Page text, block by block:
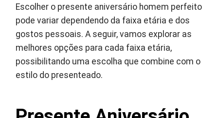
Escolher o presente aniversário homem perfeito
pode variar dependendo da faixa etária e dos
gostos pessoais. A seguir, vamos explorar as
melhores opções para cada faixa etária,
possibilitando uma escolha que combine com o
estilo do presenteado.